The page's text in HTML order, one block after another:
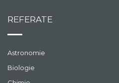
REFERATE
Astronomie
Biologie